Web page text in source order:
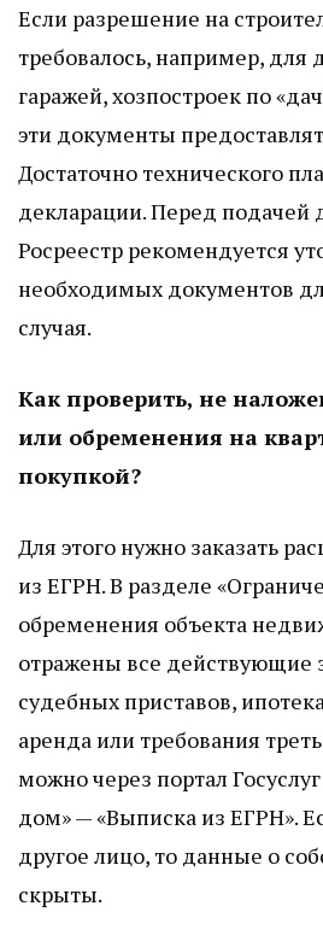
Если разрешение на
требовалось, например, для
гаражей, хозпостроек по
эти документы
Достаточно технического
декларации. Перед подачей
Росреестр рекомендуется
необходимых документов
случая.
Как проверить, не
или обременения на
покупкой?
Для этого нужно заказать
из ЕГРН. В разделе
обременения объекта
отражены все действующие
судебных приставов,
аренда или требования
можно через портал
дом» — «Выписка из ЕГРН».
другое лицо, то данные о
скрыты.